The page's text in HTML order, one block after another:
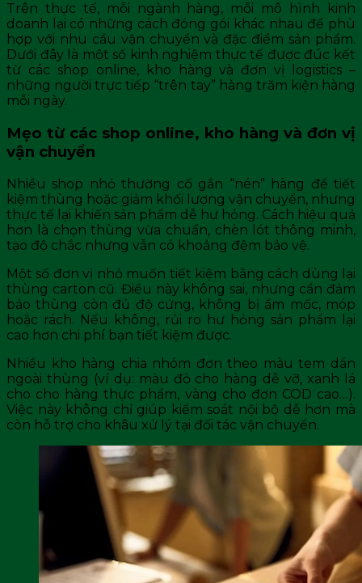
Trên thực tế, mỗi ngành hàng, mỗi mô hình kinh
doanh lại có những cách đóng gói khác nhau để phù
hợp với nhu cầu vận chuyển và đặc điểm sản phẩm.
Dưới đây là một số kinh nghiệm thực tế được đúc kết
từ các shop online, kho hàng và đơn vị logistics –
những người trực tiếp “trên tay” hàng trăm kiện hàng
mỗi ngày.
Mẹo từ các shop online, kho hàng và đơn vị
vận chuyển
Nhiều shop nhỏ thường cố gắn “nén” hàng để tiết
kiệm thùng hoặc giảm khối lượng vận chuyển, nhưng
thực tế lại khiến sản phẩm dễ hư hỏng. Cách hiệu quả
hơn là chọn thùng vừa chuẩn, chèn lót thông minh,
tạo độ chắc nhưng vẫn có khoảng đệm bảo vệ.
Một số đơn vị nhỏ muốn tiết kiệm bằng cách dùng lại
thùng carton cũ. Điều này không sai, nhưng cần đảm
bảo thùng còn đủ độ cứng, không bị ẩm mốc, móp
hoặc rách. Nếu không, rủi ro hư hỏng sản phẩm lại
cao hơn chi phí bạn tiết kiệm được.
Nhiều kho hàng chia nhóm đơn theo màu tem dán
ngoài thùng (ví dụ: màu đỏ cho hàng dễ vỡ, xanh lá
cho cho hàng thực phẩm, vàng cho đơn COD cao…).
Việc này không chỉ giúp kiểm soát nội bộ dễ hơn mà
còn hỗ trợ cho khâu xử lý tại đối tác vận chuyển.